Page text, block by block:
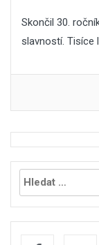
Skončil 30.
slavností. Tisíce
Vyhledávání